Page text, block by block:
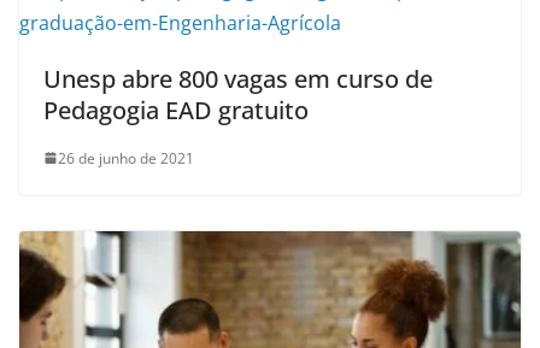
Unesp abre 800 vagas em curso de
Pedagogia EAD gratuito
26 de junho de 2021